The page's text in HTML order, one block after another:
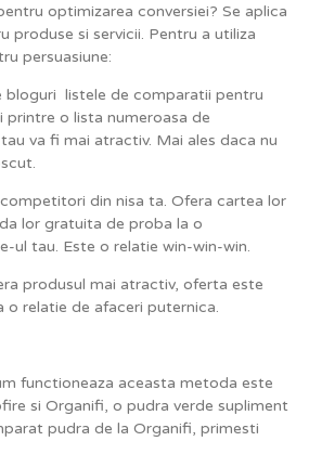
optimizarea conversiei? Se aplica
produse si servicii. Pentru a utiliza
persuasiune:
bloguri listele de comparatii pentru
printre o lista numeroasa de
va fi mai atractiv. Mai ales daca nu
din nisa ta. Ofera cartea lor
lor gratuita de proba la o
ul tau. Este o relatie win-win-win.
produsul mai atractiv, oferta este
o relatie de afaceri puternica.
functioneaza aceasta metoda este
si Organifi, o pudra verde supliment
pudra de la Organifi, primesti